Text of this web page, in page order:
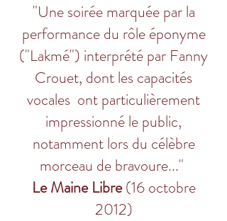
"Une soirée marquée par la
performance du rôle éponyme
("Lakmé") interprété par Fanny
Crouet, dont les capacités
vocales ont particulièrement
impressionné le public,
notamment lors du célèbre
morceau de bravoure..."
Le Maine Libre(16 octobre
2012)